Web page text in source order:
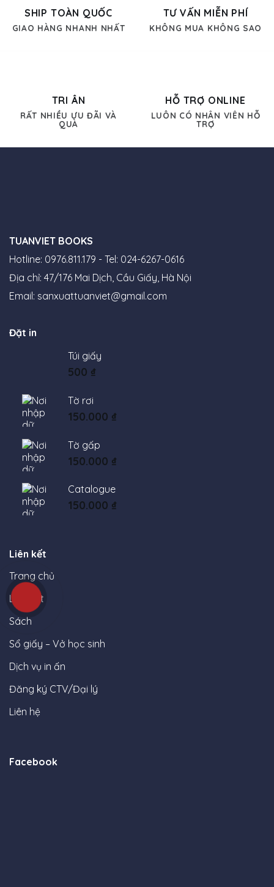
SHIP TOÀN QUỐC
GIAO HÀNG NHANH NHẤT
TƯ VẤN MIỄN PHÍ
KHÔNG MUA KHÔNG SAO
TRI ÂN
RẤT NHIỀU ƯU ĐÃI VÀ
QUÀ
HỖ TRỢ ONLINE
LUÔN CÓ NHÂN VIÊN HỖ
TRỢ
TUANVIET BOOKS
Hotline: 0976.811.179 - Tel: 024-6267-0616
Địa chỉ: 47/176 Mai Dịch, Cầu Giấy, Hà Nội
Email: sanxuattuanviet@gmail.com
Đặt in
Túi giấy
500 ₫
Tờ rơi
150.000 ₫
Tờ gấp
150.000 ₫
Catalogue
150.000 ₫
Liên kết
Trang chủ
Lịch Tết
Sách
Sổ giấy – Vở học sinh
Dịch vụ in ấn
Đăng ký CTV/Đại lý
Liên hệ
Facebook